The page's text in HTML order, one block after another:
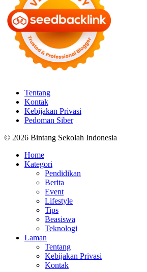
Tentang
Kontak
Kebijakan Privasi
Pedoman Siber
© 2026 Bintang Sekolah Indonesia
Home
Kategori
Pendidikan
Berita
Event
Lifestyle
Tips
Beasiswa
Teknologi
Laman
Tentang
Kebijakan Privasi
Kontak